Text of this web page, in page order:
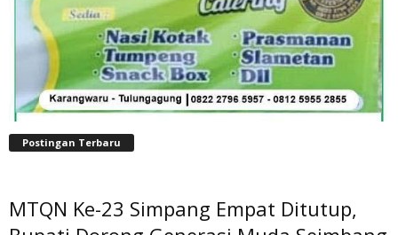
Postingan Terbaru
MTQN Ke-23 Simpang Empat Ditutup,